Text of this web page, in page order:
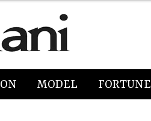
MODEL FORTUNE